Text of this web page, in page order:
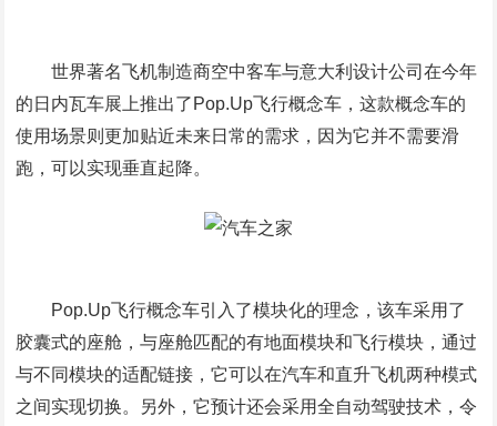
世界著名飞机制造商空中客车与意大利设计公司在今年
的日内瓦车展上推出了Pop.Up飞行概念车，这款概念车的
使用场景则更加贴近未来日常的需求，因为它并不需要滑
跑，可以实现垂直起降。
Pop.Up飞行概念车引入了模块化的理念，该车采用了
胶囊式的座舱，与座舱匹配的有地面模块和飞行模块，通过
与不同模块的适配链接，它可以在汽车和直升飞机两种模式
之间实现切换。另外，它预计还会采用全自动驾驶技术，令